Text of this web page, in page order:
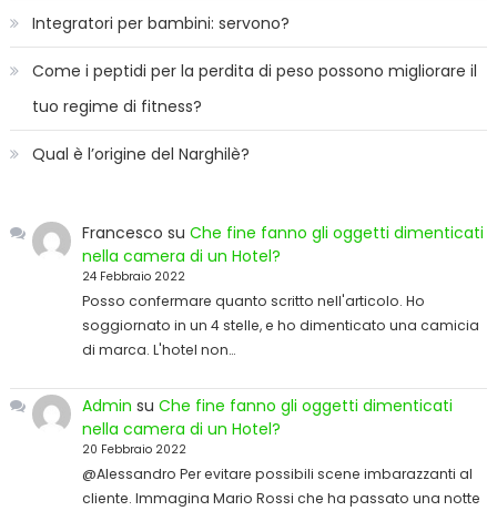
Integratori per bambini: servono?
Come i peptidi per la perdita di peso possono migliorare il
tuo regime di fitness?
Qual è l’origine del Narghilè?
Francesco suChe fine fanno gli oggetti dimenticati
nella camera di un Hotel?
24 Febbraio 2022
Posso confermare quanto scritto nell'articolo. Ho
soggiornato in un 4 stelle, e ho dimenticato una camicia
di marca. L'hotel non…
Admin suChe fine fanno gli oggetti dimenticati
nella camera di un Hotel?
20 Febbraio 2022
@Alessandro Per evitare possibili scene imbarazzanti al
cliente. Immagina Mario Rossi che ha passato una notte